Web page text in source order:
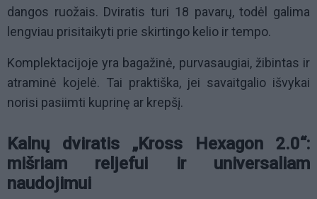
dangos ruožais. Dviratis turi 18 pavarų, todėl galima
lengviau prisitaikyti prie skirtingo kelio ir tempo.
Komplektacijoje yra bagažinė, purvasaugiai, žibintas ir
atraminė kojelė. Tai praktiška, jei savaitgalio išvykai
norisi pasiimti kuprinę ar krepšį.
Kalnų dviratis „Kross Hexagon 2.0“:
mišriam reljefui ir universaliam
naudojimui